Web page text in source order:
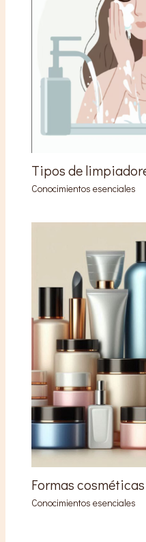
Tipos de
Conocimientos esenciales
Formas cosméticas
Conocimientos esenciales